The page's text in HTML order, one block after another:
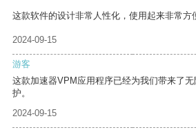
这款软件的设计非常人性化，使用起来非常方
2024-09-15
游客
这款加速器VPM应用程序已经为我们带来了
护。
2024-09-15